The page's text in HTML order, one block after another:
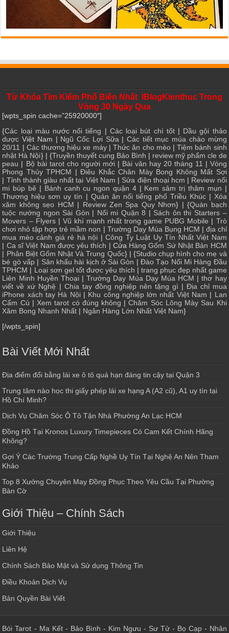
Từ Khóa Tìm Kiếm Phổ Biến Nhất IBlogKienthuc Trong
Vòng 30 Ngày Qua
[wpts_spin cache=”25920000″]
{Các loại màu nước nổi tiếng | Các loại bút chì tốt| Dầu gội thảo
dược Việt Nam | Ngũ Cốc Lợi Sữa| Các tiết mục múa chào mừng
20/11 | Các thương hiệu xe máy|Thức ăn cho mèo|Tiệm bánh sinh
nhật Hà Nội} | {Truyền thuyết cung Bảo Bình | review mỹ phẩm cle de
peau | Bộ bài tarot cho người mới| Bài văn hay 20 tháng 11 | Vòng
Phong Thủy TPHCM |Điêu Khắc Chân Mày Bong Không Mất Sợi
| Tỉnh thành giàu nhất tại Việt Nam | Sửa điện thoại hcm | Review nối
mi búp bê | Bánh canh cu ngon quận 4| Kem sâm trị thâm mụn |
Thương hiệu sơn uy tín | Quán ăn nổi tiếng phố Triều Khúc| Xóa
xăm không sẹo HCM | Review Zen Spa Quy Nhơn} | {Quán bạch
tuộc nướng ngon Sài Gòn | Nối mi Quận 8 | Sách ôn thi Starters –
Movers – Flyers| Vũ khí mạnh nhất trong game PUBG Mobile | Trò
chơi nhỏ tập hợp trẻ mầm non | Trường Dạy Múa Bụng HCM | địa chỉ
mua mèo cảnh giá rẻ hà nội |Công Ty Luật Uy Tín Nhất Việt Nam
| Ca sĩ Việt Nam được yêu thích | Cửa Hàng Gốm Sứ Nhật Bản HCM
| Phân Biệt Gốm Nhật Và Trung Quốc} | {Studio chụp hình cho mẹ và
bé gò vấp | Sân khấu hài kịch ở Sài Gòn |Đào Tạo Nối Mi Hàng Đầu
TPHCM | Loại sơn gel tốt được yêu thích | trang phục đẹp nhất game
Liên Minh Huyền Thoại|Trường Dạy Múa Dạy Múa HCM |thơ hay
viết về xứ Nghệ | Chia tay đồng nghiệp nên tặng gì | Địa chỉ mua
iPhone xách tay Hà Nội| Khu công nghiệp lớn nhất Việt Nam | Lan
Cẩm Cù |Xem tarot có đúng không |Chăm Sóc Lông Mày Sau Khi
Xăm Bong Nhanh Nhất | Ngân Hàng Lớn Nhất Việt Nam}
[/wpts_spin]
Bài Viết Mới Nhất
Địa điểm đổi bằng lái xe ô tô quá hạn đáng tin cậy tại Quận 3
Trung tâm nào học thi giấy phép lái xe hạng A (A2 cũ), A1 uy tín tại
Hồ Chí Minh?
Dịch Vụ Chăm Sóc Ô Tô Tận Nhà Phường An Lạc HCM
Đồng Hồ Tại Kronos Luxury Timepieces Có Cam Kết Chính Hãng
Không?
Gợi Ý Các Trường Trung Cấp Nghề Uy Tín Tại Nghệ An Nên Tham
Khảo
Top 8 Xưởng Chuyên May Đồng Phục Theo Yêu Cầu Tại Phường
Bàn Cờ
Giới Thiệu – Chính Sách
Giới Thiệu
Liên Hệ
Chính Sách Bảo Mật và Sử dụng Thông Tin
Điều Khoản Dịch Vụ
Bản Quyền Bài Viết
Bói Tarot - Ma Kết- Bảo Bình - Kim Ngưu - Sư Tử- Bọ Cạp- Nhân